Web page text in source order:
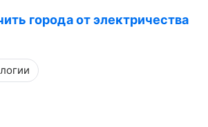
города от электричества